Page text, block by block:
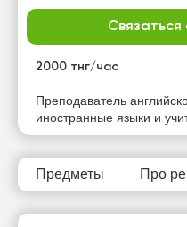
Связаться
2000 тнг/час
Преподаватель
иностранные языки и
Предметы Про
вт
Нет
свободных
Нет